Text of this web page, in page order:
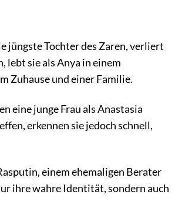
jüngste Tochter des Zaren, verliert
lebt sie als Anya in einem
Zuhause und einer Familie.
eine junge Frau als Anastasia
erkennen sie jedoch schnell,
einem ehemaligen Berater
ihre wahre Identität, sondern auch